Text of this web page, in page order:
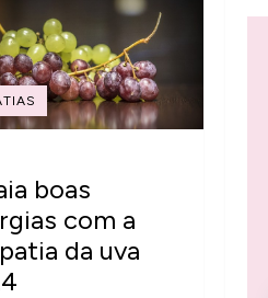
boas
com a
da uva